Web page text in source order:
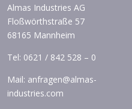
Almas Industries AG
Floßwörthstraße 57
68165 Mannheim
Tel: 0621 / 842 528 – 0
Mail: anfragen@almas-
industries.com